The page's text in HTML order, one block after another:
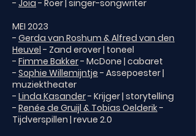
- Joia - Roer | singer-songwriter
MEI 2023
- Gerda van Roshum & Alfred van den
Heuvel - Zand erover | toneel
- Fimme Bakker- McDone | cabaret
- Sophie Willemijntje - Assepoester |
muziektheater
- Linda Kasander- Krijger | storytelling
- Renée de Gruijl & Tobias Oelderik-
Tijdverspillen | revue 2.0